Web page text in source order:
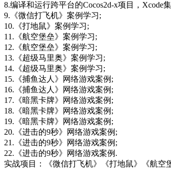
8.编译和运行跨平台的Cocos2d-x项目，Xcode
9.《微信打飞机》案例学习;
10.《打地鼠》案例学习;
11.《航空堡垒》案例学习;
12.《航空堡垒》案例学习;
13.《超级马里奥》案例学习;
14.《超级马里奥》案例学习;
15.《捕鱼达人》网络游戏案例;
16.《捕鱼达人》网络游戏案例;
17.《暗黑卡牌》网络游戏案例;
18.《暗黑卡牌》网络游戏案例;
19.《暗黑卡牌》网络游戏案例;
20.《进击的9秒》网络游戏案例;
21.《进击的9秒》网络游戏案例;
22.《进击的9秒》网络游戏案例.
实战项目：《微信打飞机》《打地鼠》《航空